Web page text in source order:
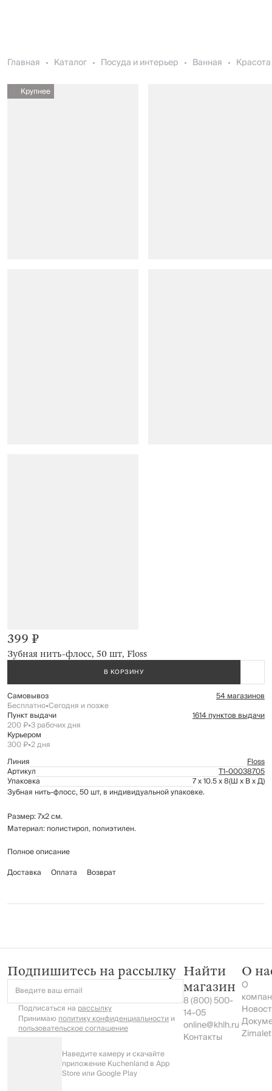
Главная Каталог Посуда и интерьер Ванная
Крупнее
Зубная нить-флосс, 50 шт, Floss
399 ₽
В КОРЗИНУ
Самовывоз 54 магазинов
Бесплатно•Сегодня и позже
Пункт выдачи 1614 пунктов выдачи
200 ₽•3 рабочих дня
Курьером
300 ₽•2 дня
Линия
Floss
Артикул Т1-00038705
Упаковка 7 x 10.5 x 8(Ш x В x Д)
Зубная нить-флосс, 50 шт, в индивидуальной упаковке.
Размер: 7х2 см.
Материал: полистирол, полиэтилен.
Специально разработанные для безопасного дополнительного ухода
межзубных промежутках, помогая сохранить здоровье и белизну зубов.
Полное описание
Доставка
Оплата Возврат
Подпишитесь на рассылку
Введите ваш email
Подписаться на рассылку
Принимаюполитику конфиденциальностии
пользовательское соглашение
Наведите камеру и скачайте
приложение Kuchenland в App
Store или Google Play
Найти
магазин
8 (800) 500-
14-05
online@khlh.ru
Контакты
О
О